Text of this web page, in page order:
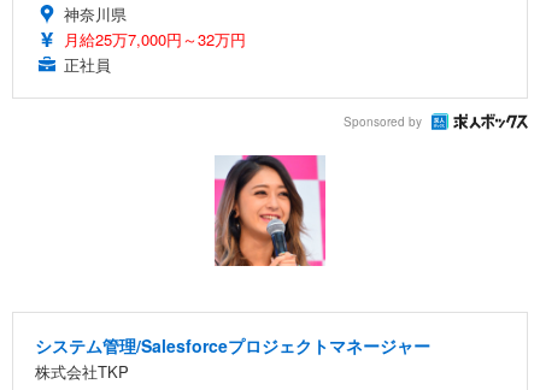
神奈川県
月給25万7,000円～32万円
正社員
Sponsored by
システム管理/Salesforceプロジェクトマネージャー
株式会社TKP